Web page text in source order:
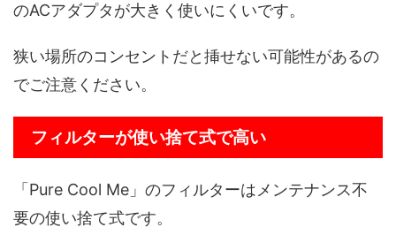
のACアダプタが大きく使いにくいです。
狭い場所のコンセントだと挿せない可能性があるの
でご注意ください。
フィルターが使い捨て式で高い
「Pure Cool Me」のフィルターはメンテナンス不
要の使い捨て式です。